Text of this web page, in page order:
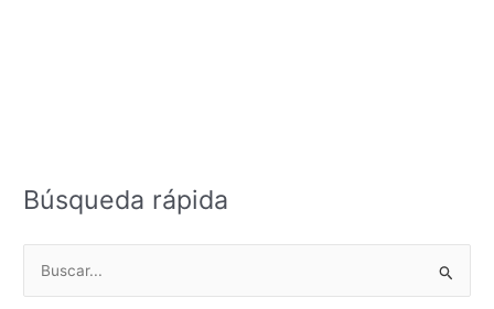
Búsqueda rápida